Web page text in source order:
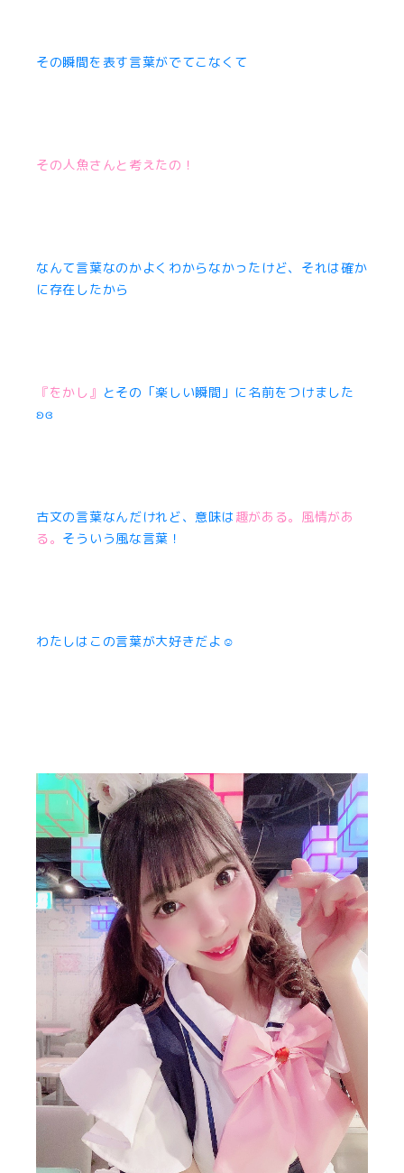
その瞬間を表す言葉がでてこなくて
その人魚さんと考えたの！
なんて言葉なのかよくわからなかったけど、それは確か
に存在したから
『をかし』 とその「楽しい瞬間」に名前をつけました
ʚɞ
古文の言葉なんだけれど、意味は趣がある。風情があ
る。 そういう風な言葉！
わたしはこの言葉が大好きだよ☺︎